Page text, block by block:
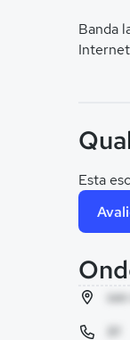
Banda
Internet
Esta